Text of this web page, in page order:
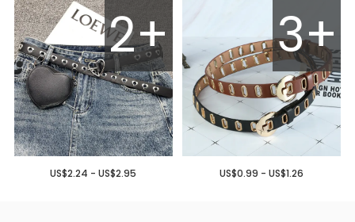
3+
US$0.99 - US$1.26
2+
US$2.24 - US$2.95